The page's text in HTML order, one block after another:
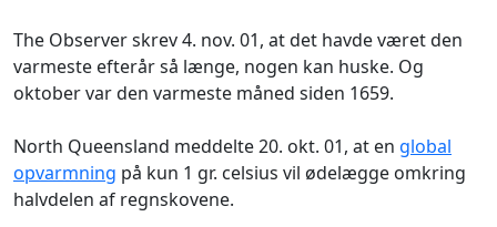
The Observer skrev 4. nov. 01, at det havde været den
varmeste efterår så længe, nogen kan huske. Og
oktober var den varmeste måned siden 1659.
North Queensland meddelte 20. okt. 01, at en global
opvarmning på kun 1 gr. celsius vil ødelægge omkring
halvdelen af regnskovene.